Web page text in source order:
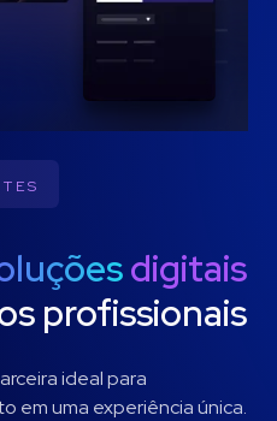
digitais
profissionais
ideal para
em uma experiência única.